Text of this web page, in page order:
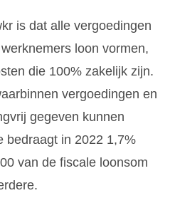
is dat alle vergoedingen
loon vormen,
die 100% zakelijk zijn.
vergoedingen en
gegeven kunnen
bedraagt in 2022 1,7%
van de fiscale loonsom